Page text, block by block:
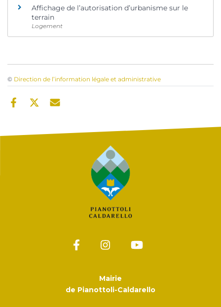
Affichage de l’autorisation d’urbanisme sur le
terrain
Logement
© Direction de l’information légale et administrative
Mairie
de Pianottoli-Caldarello